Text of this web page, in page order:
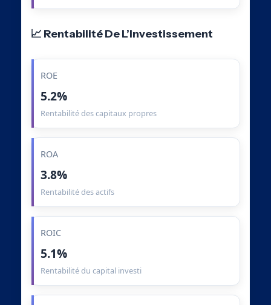
📈 Rentabilité De L’Investissement
ROE
5.2%
Rentabilité des capitaux propres
ROA
3.8%
Rentabilité des actifs
ROIC
5.1%
Rentabilité du capital investi